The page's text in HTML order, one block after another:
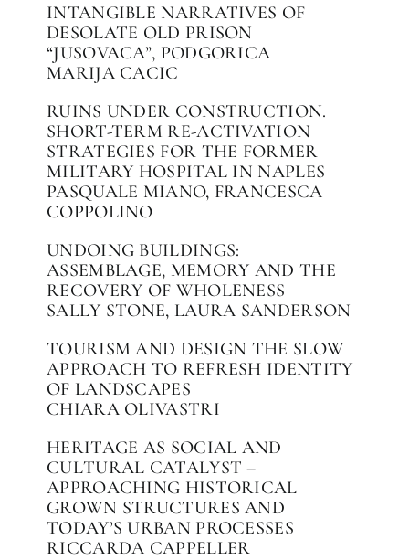
INTANGIBLE NARRATIVES OF
DESOLATE OLD PRISON
“JUSOVACA”, PODGORICA
MARIJA CACIC
RUINS UNDER CONSTRUCTION.
SHORT-TERM RE-ACTIVATION
STRATEGIES FOR THE FORMER
MILITARY HOSPITAL IN NAPLES
PASQUALE MIANO, FRANCESCA
COPPOLINO
UNDOING BUILDINGS:
ASSEMBLAGE, MEMORY AND THE
RECOVERY OF WHOLENESS
SALLY STONE, LAURA SANDERSON
TOURISM AND DESIGN THE SLOW
APPROACH TO REFRESH IDENTITY
OF LANDSCAPES
CHIARA OLIVASTRI
HERITAGE AS SOCIAL AND
CULTURAL CATALYST –
APPROACHING HISTORICAL
GROWN STRUCTURES AND
TODAY’S URBAN PROCESSES
RICCARDA CAPPELLER